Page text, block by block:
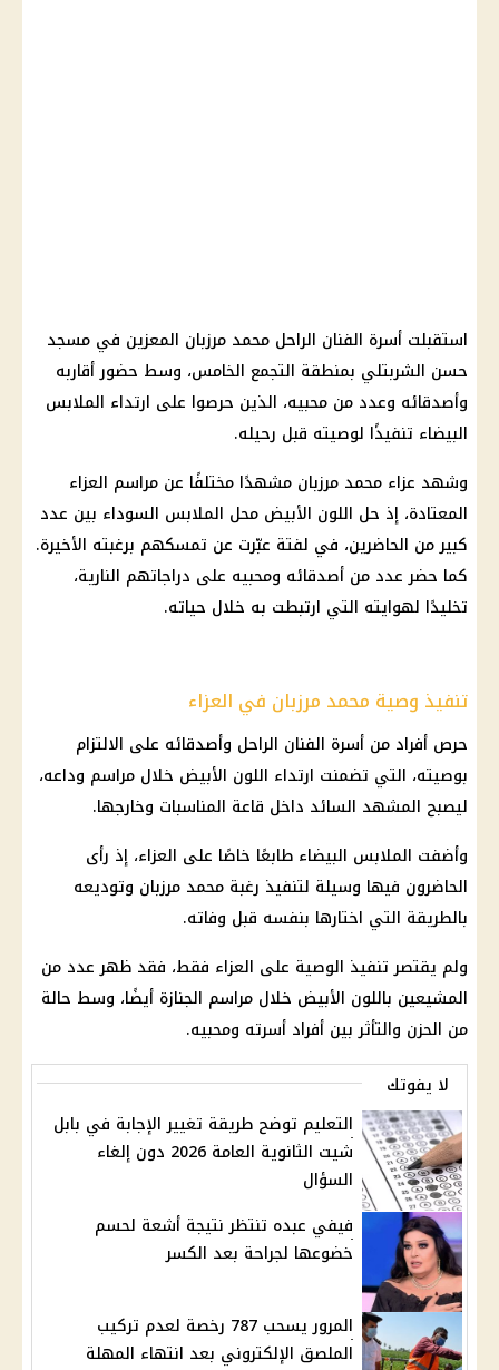
استقبلت أسرة الفنان الراحل محمد مرزبان المعزين في مسجد
حسن الشربتلي بمنطقة التجمع الخامس، وسط حضور أقاربه
وأصدقائه وعدد من محبيه، الذين حرصوا على ارتداء الملابس
البيضاء تنفيذًا لوصيته قبل رحيله.
وشهد عزاء محمد مرزبان مشهدًا مختلفًا عن مراسم العزاء
المعتادة، إذ حل اللون الأبيض محل الملابس السوداء بين عدد
كبير من الحاضرين، في لفتة عبّرت عن تمسكهم برغبته الأخيرة.
كما حضر عدد من أصدقائه ومحبيه على دراجاتهم النارية،
تخليدًا لهوايته التي ارتبطت به خلال حياته.
تنفيذ وصية محمد مرزبان في العزاء
حرص أفراد من أسرة الفنان الراحل وأصدقائه على الالتزام
بوصيته، التي تضمنت ارتداء اللون الأبيض خلال مراسم وداعه،
ليصبح المشهد السائد داخل قاعة المناسبات وخارجها.
وأضفت الملابس البيضاء طابعًا خاصًا على العزاء، إذ رأى
الحاضرون فيها وسيلة لتنفيذ رغبة محمد مرزبان وتوديعه
بالطريقة التي اختارها بنفسه قبل وفاته.
ولم يقتصر تنفيذ الوصية على العزاء فقط، فقد ظهر عدد من
المشيعين باللون الأبيض خلال مراسم الجنازة أيضًا، وسط حالة
من الحزن والتأثر بين أفراد أسرته ومحبيه.
لا يفوتك
التعليم توضح طريقة تغيير الإجابة في بابل
شيت الثانوية العامة 2026 دون إلغاء
السؤال
فيفي عبده تنتظر نتيجة أشعة لحسم
خضوعها لجراحة بعد الكسر
المرور يسحب 787 رخصة لعدم تركيب
الملصق الإلكتروني بعد انتهاء المهلة